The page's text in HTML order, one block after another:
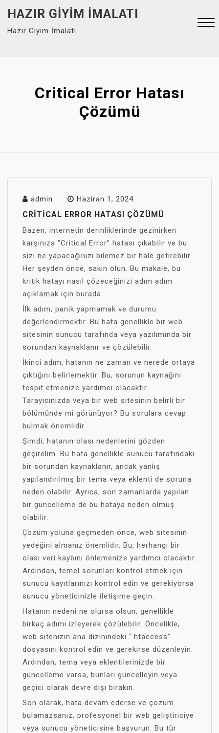
content
HAZIR GIYIM İMALATI
Hazır Giyim İmalatı
Critical Error Hatası
Çözümü
admin Haziran 1, 2024
CRITICAL ERROR HATASI ÇÖZÜMÜ
Bazen, internetin derinliklerinde gezinirken
karşınıza “Critical Error” hatası çıkabilir ve bu
sizi ne yapacağınızı bilemez bir hale getirebilir.
Her şeyden önce, sakin olun. Bu makale, bu
kritik hatayı nasıl çözeceğinizi adım adım
açıklamak için burada.
İlk adım, panik yapmamak ve durumu
değerlendirmektir. Bu hata genellikle bir web
sitesinin sunucu tarafında veya yazılımında bir
sorundan kaynaklanır ve çözülebilir.
İkinci adım, hatanın ne zaman ve nerede ortaya
çıktığını belirlemektir. Bu, sorunun kaynağını
tespit etmenize yardımcı olacaktır.
Tarayıcınızda veya bir web sitesinin belirli bir
bölümünde mi görünüyor? Bu sorulara cevap
bulmak önemlidir.
Şimdi, hatanın olası nedenlerini gözden
geçirelim. Bu hata genellikle sunucu tarafındaki
bir sorundan kaynaklanır, ancak yanlış
yapılandırılmış bir tema veya eklenti de soruna
neden olabilir. Ayrıca, son zamanlarda yapılan
bir güncelleme de bu hataya neden olmuş
olabilir.
Çözüm yoluna geçmeden önce, web sitesinin
yedeğini almanız önemlidir. Bu, herhangi bir
olası veri kaybını önlemenize yardımcı olacaktır.
Ardından, temel sorunları kontrol etmek için
sunucu kayıtlarınızı kontrol edin ve gerekiyorsa
sunucu yöneticinizle iletişime geçin.
Hatanın nedeni ne olursa olsun, genellikle
birkaç adımı izleyerek çözülebilir. Öncelikle,
web sitenizin ana dizinindeki “.htaccess”
dosyasını kontrol edin ve gerekirse düzenleyin.
Ardından, tema veya eklentilerinizde bir
güncelleme varsa, bunları güncelleyin veya
geçici olarak devre dışı bırakın.
Son olarak, hata devam ederse ve çözüm
bulamazsanız, profesyonel bir web geliştiriciye
veya sunucu yöneticisine başvurun. Bu tür